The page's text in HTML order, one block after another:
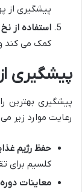
پیشگیری از
استفاده از
کمک می کند
پیشگیری
پیشگیری بهترین
رعایت موارد زیر
حفظ رژیم
کلسیم برای
معاینات